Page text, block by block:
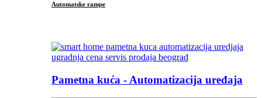
Automatske rampe
Pametna kuća - Automatizacija uređaja